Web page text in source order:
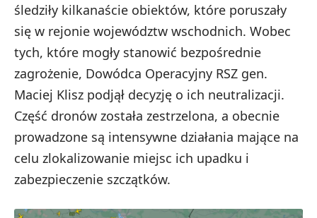
śledziły kilkanaście obiektów, które poruszały
się w rejonie województw wschodnich. Wobec
tych, które mogły stanowić bezpośrednie
zagrożenie, Dowódca Operacyjny RSZ gen.
Maciej Klisz podjął decyzję o ich neutralizacji.
Część dronów została zestrzelona, a obecnie
prowadzone są intensywne działania mające na
celu zlokalizowanie miejsc ich upadku i
zabezpieczenie szczątków.